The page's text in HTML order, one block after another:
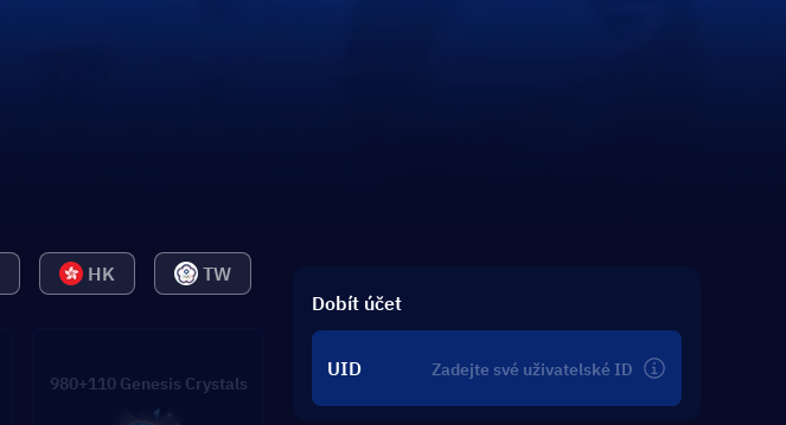
HK TW
980+110 Genesis Crystals
Dobít účet
UID